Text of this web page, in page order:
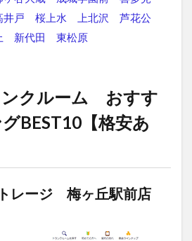
井戸 桜上水 上北沢
芦花公
新代田 東松原
ンクルーム おすす
BEST10【格安あ
レージ 梅ヶ丘駅前店